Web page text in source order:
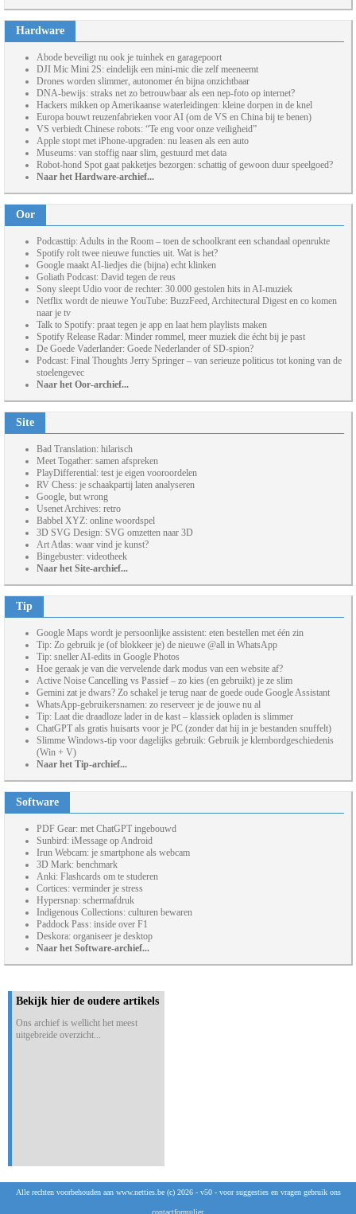
Hardware
Abode beveiligt nu ook je tuinhek en garagepoort
DJI Mic Mini 2S: eindelijk een mini-mic die zelf meeneemt
Drones worden slimmer, autonomer én bijna onzichtbaar
DNA-bewijs: straks net zo betrouwbaar als een nep-foto op internet?
Hackers mikken op Amerikaanse waterleidingen: kleine dorpen in de knel
Europa bouwt reuzenfabrieken voor AI (om de VS en China bij te benen)
VS verbiedt Chinese robots: “Te eng voor onze veiligheid”
Apple stopt met iPhone-upgraden: nu leasen als een auto
Museums: van stoffig naar slim, gestuurd met data
Robot-hond Spot gaat pakketjes bezorgen: schattig of gewoon duur speelgoed?
Naar het Hardware-archief...
Oor
Podcasttip: Adults in the Room – toen de schoolkrant een schandaal openrukte
Spotify rolt twee nieuwe functies uit. Wat is het?
Google maakt AI-liedjes die (bijna) echt klinken
Goliath Podcast: David tegen de reus
Sony sleept Udio voor de rechter: 30.000 gestolen hits in AI-muziek
Netflix wordt de nieuwe YouTube: BuzzFeed, Architectural Digest en co komen
naar je tv
Talk to Spotify: praat tegen je app en laat hem playlists maken
Spotify Release Radar: Minder rommel, meer muziek die écht bij je past
De Goede Vaderlander: Goede Nederlander of SD-spion?
Podcast: Final Thoughts Jerry Springer – van serieuze politicus tot koning van de
stoelengevec
Naar het Oor-archief...
Site
Bad Translation: hilarisch
Meet Togather: samen afspreken
PlayDifferential: test je eigen vooroordelen
RV Chess: je schaakpartij laten analyseren
Google, but wrong
Usenet Archives: retro
Babbel XYZ: online woordspel
3D SVG Design: SVG omzetten naar 3D
Art Atlas: waar vind je kunst?
Bingebuster: videotheek
Naar het Site-archief...
Tip
Google Maps wordt je persoonlijke assistent: eten bestellen met één zin
Tip: Zo gebruik je (of blokkeer je) de nieuwe @all in WhatsApp
Tip: sneller AI-edits in Google Photos
Hoe geraak je van die vervelende dark modus van een website af?
Active Noise Cancelling vs Passief – zo kies (en gebruikt) je ze slim
Gemini zat je dwars? Zo schakel je terug naar de goede oude Google Assistant
WhatsApp-gebruikersnamen: zo reserveer je de jouwe nu al
Tip: Laat die draadloze lader in de kast – klassiek opladen is slimmer
ChatGPT als gratis huisarts voor je PC (zonder dat hij in je bestanden snuffelt)
Slimme Windows-tip voor dagelijks gebruik: Gebruik je klembordgeschiedenis
(Win + V)
Naar het Tip-archief...
Software
PDF Gear: met ChatGPT ingebouwd
Sunbird: iMessage op Android
Irun Webcam: je smartphone als webcam
3D Mark: benchmark
Anki: Flashcards om te studeren
Cortices: verminder je stress
Hypersnap: schermafdruk
Indigenous Collections: culturen bewaren
Paddock Pass: inside over F1
Deskora: organiseer je desktop
Naar het Software-archief...
Bekijk hier de oudere artikels
Ons archief is wellicht het meest
uitgebreide overzicht...
Alle rechten voorbehouden aan www.netties.be (c) 2026 - v50 - voor suggesties en vragen gebruik ons
contactformulier.